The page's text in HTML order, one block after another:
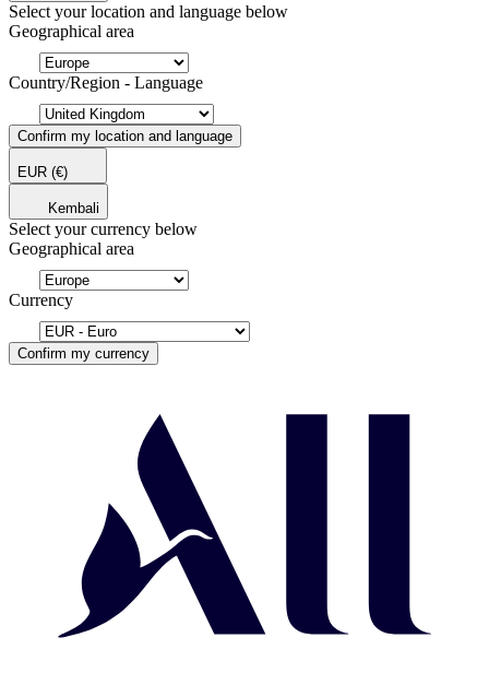
Select your location and language below
Geographical area
Country/Region - Language
Confirm my location and language
EUR (€)
Kembali
Select your currency below
Geographical area
Currency
Confirm my currency